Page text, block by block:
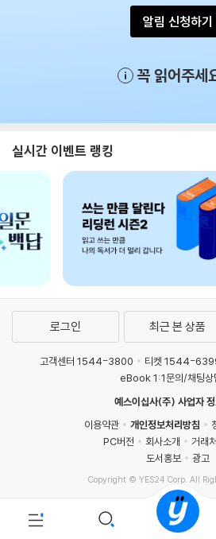
알림 신청하기
꼭 읽어주세
실시간 이벤트 랭킹
로그인 최근 본 상품
고객센터 1544-3800 티켓 1544-
eBook 1:1문의/채팅상
예스이십사(주) 사업자
이용약관
개인정보처리방침
PC버전
회사소개
거래
도서홍보
광고
Copyright © YES24 Corp. All